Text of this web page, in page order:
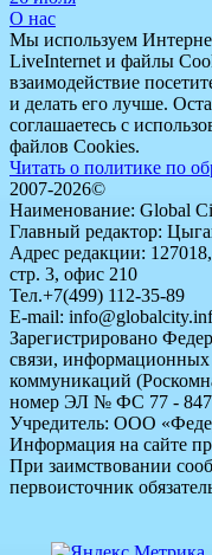
О нас
Мы используем
LiveInternet и файлы
взаимодействие
и делать его лучше.
соглашаетесь с
файлов Cookies.
Читать о политике по
2007-2026©
Наименование: Global
Главный редактор:
Адрес редакции:
стр. 3, офис 210
Тел.+7(499) 112-35-89
E-mail:
Зарегистрировано
связи,
коммуникаций
номер ЭЛ № ФС 77 -
Учредитель: ООО
Информация на сайте
При заимствовании
первоисточник